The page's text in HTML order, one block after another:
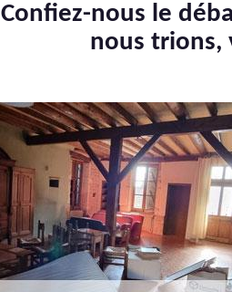
Confiez-nous le
nous trions,